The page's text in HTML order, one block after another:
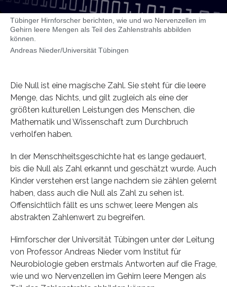
Tübinger Hirnforscher berichten, wie und wo Nervenzellen im
Gehirn leere Mengen als Teil des Zahlenstrahls abbilden
können.
Andreas Nieder/Universität Tübingen
Die Null ist eine magische Zahl. Sie steht für die leere
Menge, das Nichts, und gilt zugleich als eine der
größten kulturellen Leistungen des Menschen, die
Mathematik und Wissenschaft zum Durchbruch
verholfen haben.
In der Menschheitsgeschichte hat es lange gedauert,
bis die Null als Zahl erkannt und geschätzt wurde. Auch
Kinder verstehen erst lange nachdem sie zählen gelernt
haben, dass auch die Null als Zahl zu sehen ist.
Offensichtlich fällt es uns schwer, leere Mengen als
abstrakten Zahlenwert zu begreifen.
Hirnforscher der Universität Tübingen unter der Leitung
von Professor Andreas Nieder vom Institut für
Neurobiologie geben erstmals Antworten auf die Frage,
wie und wo Nervenzellen im Gehirn leere Mengen als